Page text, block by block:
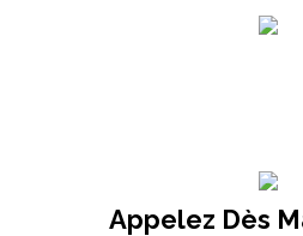
Appelez Dès